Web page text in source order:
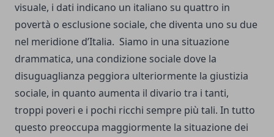
visuale, i dati indicano un italiano su quattro in
povertà o esclusione sociale, che diventa uno su due
nel meridione d’Italia. Siamo in una situazione
drammatica, una condizione sociale dove la
disuguaglianza peggiora ulteriormente la giustizia
sociale, in quanto aumenta il divario tra i tanti,
troppi poveri e i pochi ricchi sempre più tali. In tutto
questo preoccupa maggiormente la situazione dei